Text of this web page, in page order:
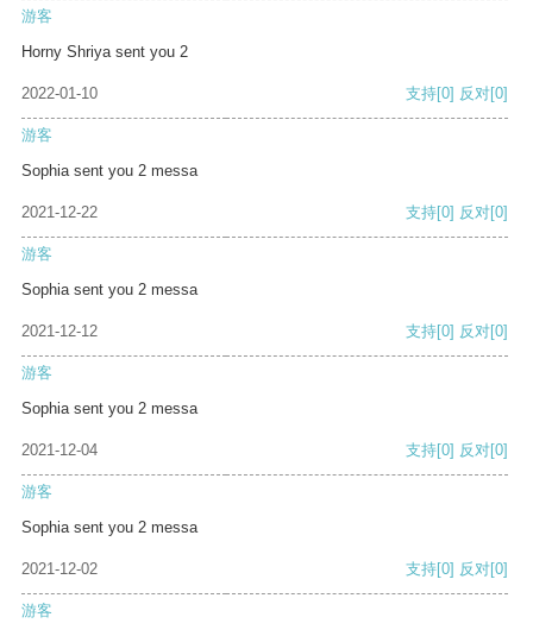
游客
Horny Shriya sent you 2
2022-01-10 支持[0] 反对[0]
游客
Sophia sent you 2 messa
2021-12-22 支持[0] 反对[0]
游客
Sophia sent you 2 messa
2021-12-12 支持[0] 反对[0]
游客
Sophia sent you 2 messa
2021-12-04 支持[0] 反对[0]
游客
Sophia sent you 2 messa
2021-12-02 支持[0] 反对[0]
游客